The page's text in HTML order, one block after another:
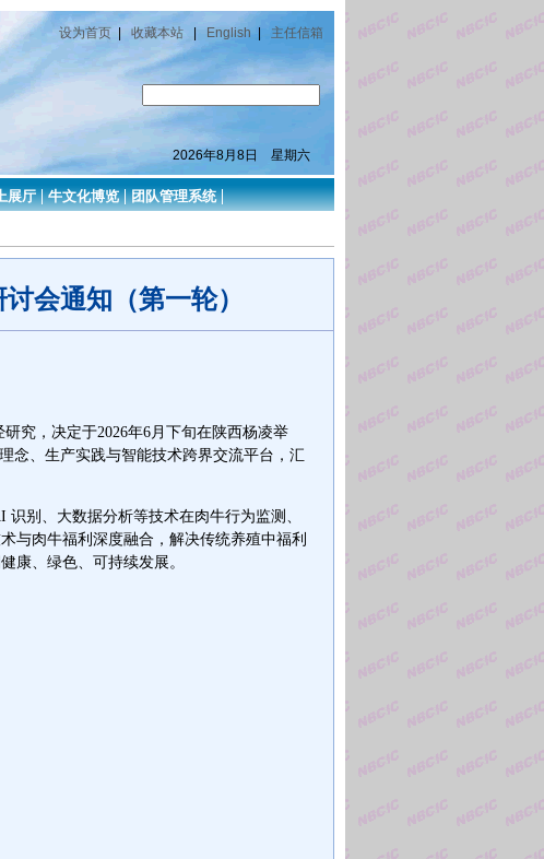
设为首页 收藏本站 English 主任信箱
2026年8月8日 星期六
展厅 牛文化博览 团队管理系统
会通知（第一轮）
研究，决定于2026年6月下旬在陕西杨凌举
念、生产实践与智能技术跨界交流平台，汇
识别、大数据分析等技术在肉牛行为监测、
与肉牛福利深度融合，解决传统养殖中福利
康、绿色、可持续发展。